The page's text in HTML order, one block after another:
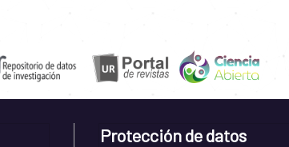
Protección de datos